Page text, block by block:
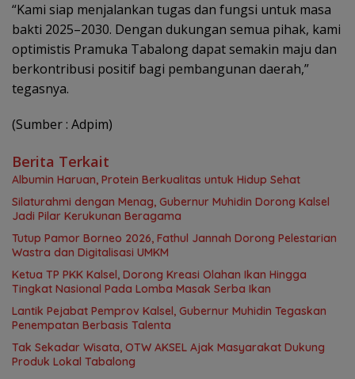
“Kami siap menjalankan tugas dan fungsi untuk masa
bakti 2025–2030. Dengan dukungan semua pihak, kami
optimistis Pramuka Tabalong dapat semakin maju dan
berkontribusi positif bagi pembangunan daerah,”
tegasnya.
(Sumber : Adpim)
Berita Terkait
Albumin Haruan, Protein Berkualitas untuk Hidup Sehat
Silaturahmi dengan Menag, Gubernur Muhidin Dorong Kalsel
Jadi Pilar Kerukunan Beragama
Tutup Pamor Borneo 2026, Fathul Jannah Dorong Pelestarian
Wastra dan Digitalisasi UMKM
Ketua TP PKK Kalsel, Dorong Kreasi Olahan Ikan Hingga
Tingkat Nasional Pada Lomba Masak Serba Ikan
Lantik Pejabat Pemprov Kalsel, Gubernur Muhidin Tegaskan
Penempatan Berbasis Talenta
Tak Sekadar Wisata, OTW AKSEL Ajak Masyarakat Dukung
Produk Lokal Tabalong